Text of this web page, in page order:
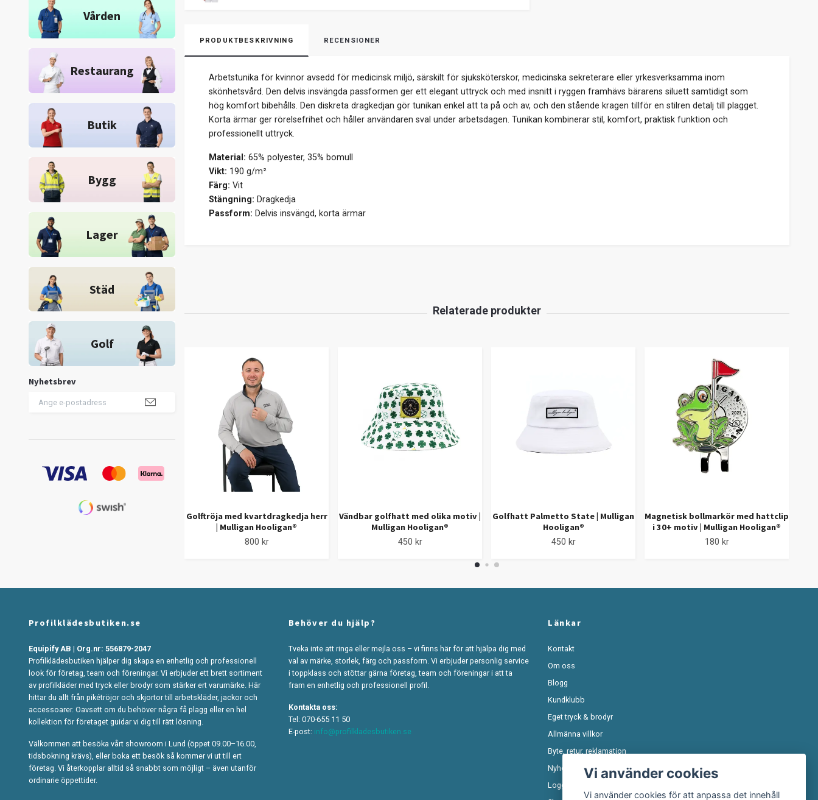
Vården
Restaurang
Butik
Bygg
Lager
Städ
Golf
Nyhetsbrev
PRODUKTBESKRIVNING RECENSIONER
Arbetstunika för kvinnor avsedd för medicinsk miljö, särskilt för sjuksköterskor, medicinska sekreterare eller yrkesverksamma inom
skönhetsvård. Den delvis insvängda passformen ger ett elegant uttryck och med insnitt i ryggen framhävs bärarens siluett samtidigt som
hög komfort bibehålls. Den diskreta dragkedjan gör tunikan enkel att ta på och av, och den stående kragen tillför en stilren detalj till plagget.
Korta ärmar ger rörelsefrihet och håller användaren sval under arbetsdagen. Tunikan kombinerar stil, komfort, praktisk funktion och
professionellt uttryck.
Material: 65% polyester, 35% bomull
Vikt: 190 g/m²
Färg: Vit
Stängning: Dragkedja
Passform: Delvis insvängd, korta ärmar
Golftröja med kvartdragkedja herr
| Mulligan Hooligan®
800 kr
Vändbar golfhatt med olika motiv |
Mulligan Hooligan®
450 kr
Golfhatt Palmetto State | Mulligan
Hooligan®
450 kr
Magnetisk bollmarkör med hattclip
i 30+ motiv | Mulligan Hooligan®
180 kr
Profilklädesbutiken.se
Equipify AB | Org.nr: 556879-2047
Profilklädesbutiken hjälper dig skapa en enhetlig och professionell
look för företag, team och föreningar. Vi erbjuder ett brett sortiment
av profilkläder med tryck eller brodyr som stärker ert varumärke. Här
hittar du allt från pikétröjor och skjortor till arbetskläder, jackor och
accessoarer. Oavsett om du behöver några få plagg eller en hel
kollektion för företaget guidar vi dig till rätt lösning.
Välkommen att besöka vårt showroom i Lund (öppet 09.00–16.00,
tidsbokning krävs), eller boka ett besök så kommer vi ut till ert
företag. Vi återkopplar alltid så snabbt som möjligt – även utanför
ordinarie öppettider.
Behöver du hjälp?
Tveka inte att ringa eller mejla oss – vi finns här för att hjälpa dig med
val av märke, storlek, färg och passform. Vi erbjuder personlig service
i toppklass och stöttar gärna företag, team och föreningar i att ta
fram en enhetlig och professionell profil.
Kontakta oss:
Tel: 070-655 11 50
E-post: info@profilkladesbutiken.se
Länkar
Kontakt
Om oss
Blogg
Kundklubb
Eget tryck & brodyr
Allmänna villkor
Byte, retur, reklamation
Nyhetsbrev
Logga in
Vi använder cookies
Vi använder cookies för att anpassa det innehåll